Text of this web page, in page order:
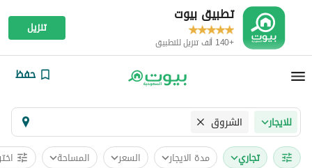
تطبيق بيوت
+140 ألف تنزيل للتطبيق
تنزيل
حفظ
للايجار الشروق
تجاري مدة الايجار السعر المساحة